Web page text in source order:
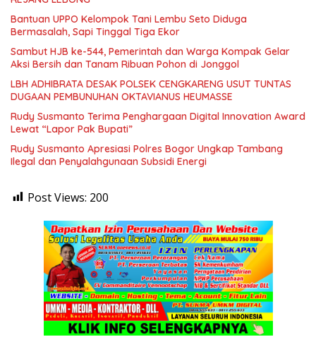
Bantuan UPPO Kelompok Tani Lembu Seto Diduga
Bermasalah, Sapi Tinggal Tiga Ekor
Sambut HJB ke-544, Pemerintah dan Warga Kompak Gelar
Aksi Bersih dan Tanam Ribuan Pohon di Jonggol
LBH ADHIBRATA DESAK POLSEK CENGKARENG USUT TUNTAS
DUGAAN PEMBUNUHAN OKTAVIANUS HEUMASSE
Rudy Susmanto Terima Penghargaan Digital Innovation Award
Lewat “Lapor Pak Bupati”
Rudy Susmanto Apresiasi Polres Bogor Ungkap Tambang
Ilegal dan Penyalahgunaan Subsidi Energi
Post Views: 200